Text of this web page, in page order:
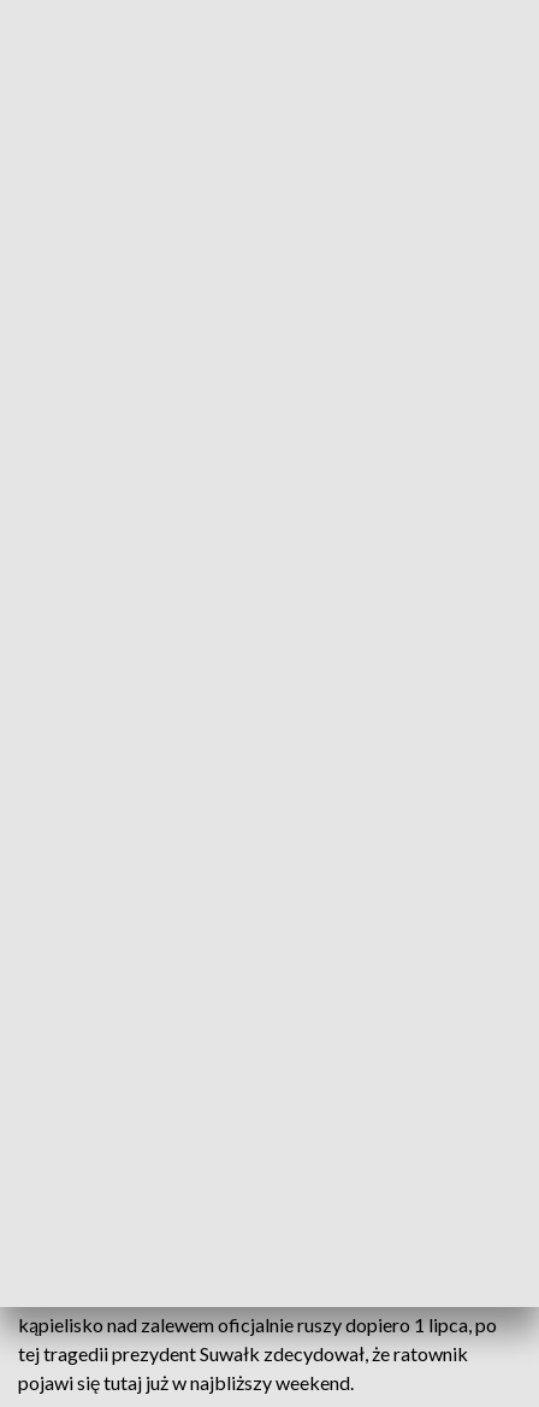
kąpielisko nad zalewem oficjalnie ruszy dopiero 1 lipca, po
tej tragedii prezydent Suwałk zdecydował, że ratownik
pojawi się tutaj już w najbliższy weekend.